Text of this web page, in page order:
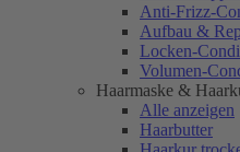
Anti-Frizz-
Aufbau &
Locken-
Volumen-
Haarmaske &
Alle anzeigen
Haarbutter